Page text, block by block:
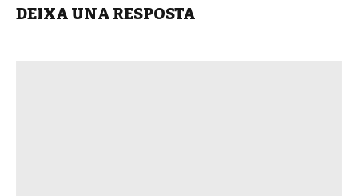
DEIXA UNA RESPOSTA